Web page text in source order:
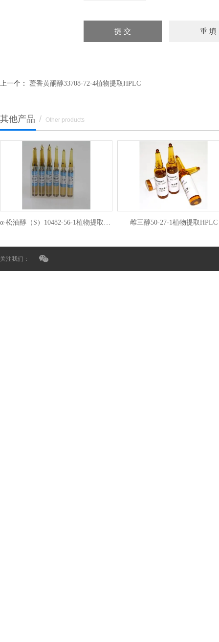
上一个： 藿香黄酮醇33708-72-4植物提取HPLC
其他产品 / Other products
α-松油醇（S）10482-56-1植物提取HPLC 雌三醇50-27-1植物提取HPLC
关注我们：